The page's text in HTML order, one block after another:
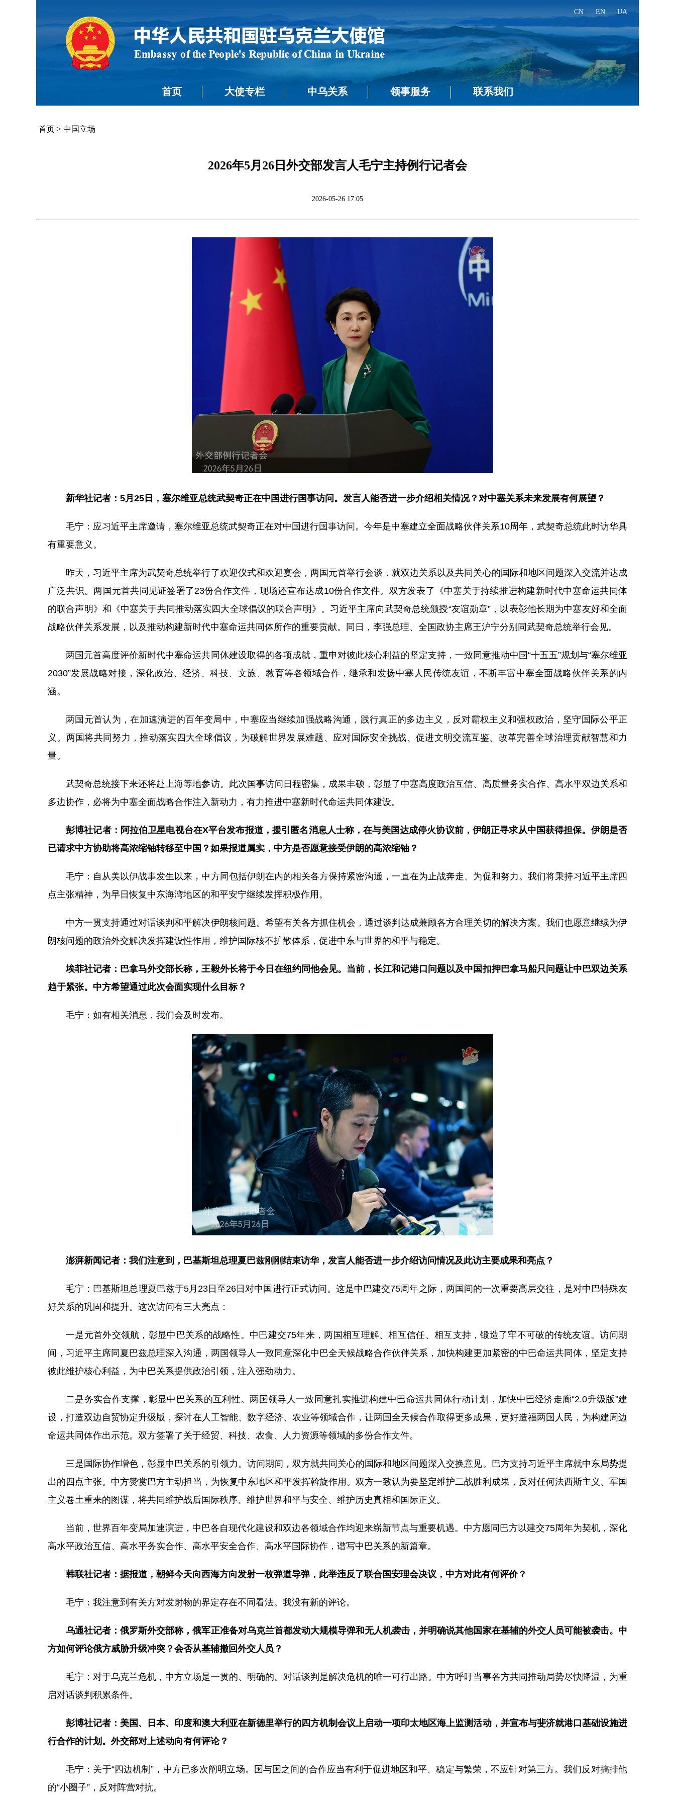
CN EN UA
首页 大使专栏 中乌关系 领事服务 联系我们
首页 > 中国立场
2026年5月26日外交部发言人毛宁主持例行记者会
2026-05-26 17:05
新华社记者：5月25日，塞尔维亚总统武契奇正在中国进行国事访问。发言人能否进一步介绍相关情况？对中塞关系未来发展有何展望？
毛宁：应习近平主席邀请，塞尔维亚总统武契奇正在对中国进行国事访问。今年是中塞建立全面战略伙伴关系10周年，武契奇总统此时访华具
有重要意义。
昨天，习近平主席为武契奇总统举行了欢迎仪式和欢迎宴会，两国元首举行会谈，就双边关系以及共同关心的国际和地区问题深入交流并达成
广泛共识。两国元首共同见证签署了23份合作文件，现场还宣布达成10份合作文件。双方发表了《中塞关于持续推进构建新时代中塞命运共同体
的联合声明》和《中塞关于共同推动落实四大全球倡议的联合声明》。习近平主席向武契奇总统颁授“友谊勋章”，以表彰他长期为中塞友好和全面
战略伙伴关系发展，以及推动构建新时代中塞命运共同体所作的重要贡献。同日，李强总理、全国政协主席王沪宁分别同武契奇总统举行会见。
两国元首高度评价新时代中塞命运共同体建设取得的各项成就，重申对彼此核心利益的坚定支持，一致同意推动中国“十五五”规划与“塞尔维亚
2030”发展战略对接，深化政治、经济、科技、文旅、教育等各领域合作，继承和发扬中塞人民传统友谊，不断丰富中塞全面战略伙伴关系的内
涵。
两国元首认为，在加速演进的百年变局中，中塞应当继续加强战略沟通，践行真正的多边主义，反对霸权主义和强权政治，坚守国际公平正
义。两国将共同努力，推动落实四大全球倡议，为破解世界发展难题、应对国际安全挑战、促进文明交流互鉴、改革完善全球治理贡献智慧和力
量。
武契奇总统接下来还将赴上海等地参访。此次国事访问日程密集，成果丰硕，彰显了中塞高度政治互信、高质量务实合作、高水平双边关系和
多边协作，必将为中塞全面战略合作注入新动力，有力推进中塞新时代命运共同体建设。
彭博社记者：阿拉伯卫星电视台在X平台发布报道，援引匿名消息人士称，在与美国达成停火协议前，伊朗正寻求从中国获得担保。伊朗是否
已请求中方协助将高浓缩铀转移至中国？如果报道属实，中方是否愿意接受伊朗的高浓缩铀？
毛宁：自从美以伊战事发生以来，中方同包括伊朗在内的相关各方保持紧密沟通，一直在为止战奔走、为促和努力。我们将秉持习近平主席四
点主张精神，为早日恢复中东海湾地区的和平安宁继续发挥积极作用。
中方一贯支持通过对话谈判和平解决伊朗核问题。希望有关各方抓住机会，通过谈判达成兼顾各方合理关切的解决方案。我们也愿意继续为伊
朗核问题的政治外交解决发挥建设性作用，维护国际核不扩散体系，促进中东与世界的和平与稳定。
埃菲社记者：巴拿马外交部长称，王毅外长将于今日在纽约同他会见。当前，长江和记港口问题以及中国扣押巴拿马船只问题让中巴双边关系
趋于紧张。中方希望通过此次会面实现什么目标？
毛宁：如有相关消息，我们会及时发布。
澎湃新闻记者：我们注意到，巴基斯坦总理夏巴兹刚刚结束访华，发言人能否进一步介绍访问情况及此访主要成果和亮点？
毛宁：巴基斯坦总理夏巴兹于5月23日至26日对中国进行正式访问。这是中巴建交75周年之际，两国间的一次重要高层交往，是对中巴特殊友
好关系的巩固和提升。这次访问有三大亮点：
一是元首外交领航，彰显中巴关系的战略性。中巴建交75年来，两国相互理解、相互信任、相互支持，锻造了牢不可破的传统友谊。访问期
间，习近平主席同夏巴兹总理深入沟通，两国领导人一致同意深化中巴全天候战略合作伙伴关系，加快构建更加紧密的中巴命运共同体，坚定支持
彼此维护核心利益，为中巴关系提供政治引领，注入强劲动力。
二是务实合作支撑，彰显中巴关系的互利性。两国领导人一致同意扎实推进构建中巴命运共同体行动计划，加快中巴经济走廊“2.0升级版”建
设，打造双边自贸协定升级版，探讨在人工智能、数字经济、农业等领域合作，让两国全天候合作取得更多成果，更好造福两国人民，为构建周边
命运共同体作出示范。双方签署了关于经贸、科技、农食、人力资源等领域的多份合作文件。
三是国际协作增色，彰显中巴关系的引领力。访问期间，双方就共同关心的国际和地区问题深入交换意见。巴方支持习近平主席就中东局势提
出的四点主张。中方赞赏巴方主动担当，为恢复中东地区和平发挥斡旋作用。双方一致认为要坚定维护二战胜利成果，反对任何法西斯主义、军国
主义卷土重来的图谋，将共同维护战后国际秩序、维护世界和平与安全、维护历史真相和国际正义。
当前，世界百年变局加速演进，中巴各自现代化建设和双边各领域合作均迎来崭新节点与重要机遇。中方愿同巴方以建交75周年为契机，深化
高水平政治互信、高水平务实合作、高水平安全合作、高水平国际协作，谱写中巴关系的新篇章。
韩联社记者：据报道，朝鲜今天向西海方向发射一枚弹道导弹，此举违反了联合国安理会决议，中方对此有何评价？
毛宁：我注意到有关方对发射物的界定存在不同看法。我没有新的评论。
乌通社记者：俄罗斯外交部称，俄军正准备对乌克兰首都发动大规模导弹和无人机袭击，并明确说其他国家在基辅的外交人员可能被袭击。中
方如何评论俄方威胁升级冲突？会否从基辅撤回外交人员？
毛宁：对于乌克兰危机，中方立场是一贯的、明确的。对话谈判是解决危机的唯一可行出路。中方呼吁当事各方共同推动局势尽快降温，为重
启对话谈判积累条件。
彭博社记者：美国、日本、印度和澳大利亚在新德里举行的四方机制会议上启动一项印太地区海上监测活动，并宣布与斐济就港口基础设施进
行合作的计划。外交部对上述动向有何评论？
毛宁：关于“四边机制”，中方已多次阐明立场。国与国之间的合作应当有利于促进地区和平、稳定与繁荣，不应针对第三方。我们反对搞排他
的“小圈子”，反对阵营对抗。